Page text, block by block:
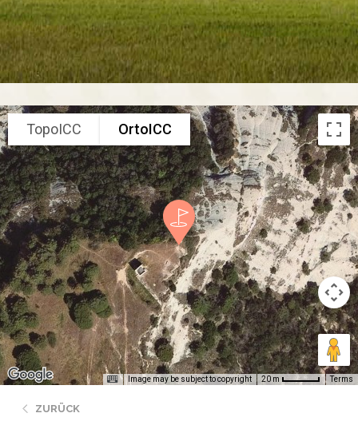
TopoICC OrtoICC
Image may be subject to copyright 20 m Terms
ZURÜCK